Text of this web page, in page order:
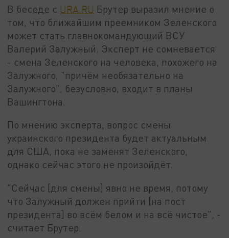
В беседе с URA.RU Брутер выразил мнение о
том, что ближайшим преемником Зеленского
может стать главнокомандующий ВСУ
Валерий Залужный. Эксперт не сомневается
- смена Зеленского на человека, похожего на
Залужного, "причём необязательно на
Залужного", безусловно, входит в планы
Вашингтона.
По мнению эксперта, вопрос смены
украинского президента будет актуальным
для США, пока не заменят Зеленского,
однако сейчас этого не произойдёт.
"Сейчас [для смены] явно не время, потому
что Залужный должен прийти [на пост
президента] во всём белом и на всё чистое", -
считает Брутер.